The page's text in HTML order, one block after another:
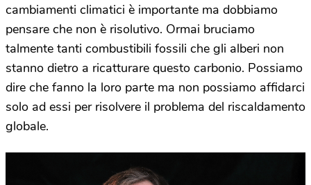
cambiamenti climatici è importante ma dobbiamo
pensare che non è risolutivo. Ormai bruciamo
talmente tanti combustibili fossili che gli alberi non
stanno dietro a ricatturare questo carbonio. Possiamo
dire che fanno la loro parte ma non possiamo affidarci
solo ad essi per risolvere il problema del riscaldamento
globale.